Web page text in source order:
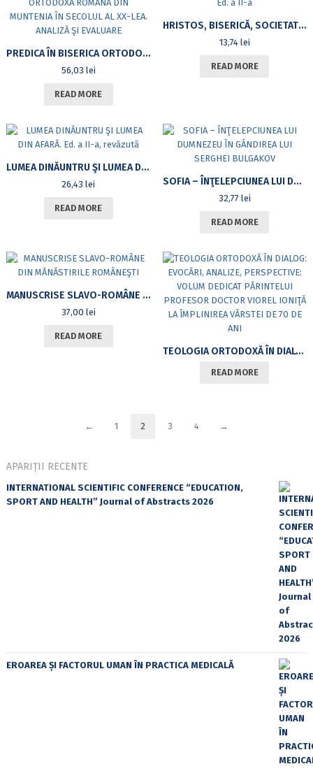
PREDICA ÎN BISERICA ORTODOXĂ ROMÂNĂ DIN MUNTENIA ÎN SECOLUL AL XX-LEA. ANALIZĂ ŞI EVALUARE
56,03 lei
READ MORE
HRISTOS, BISERICĂ, SOCIETATE, ED. A II-A
13,74 lei
READ MORE
LUMEA DINĂUNTRU ŞI LUMEA DIN AFARĂ. ED. A II-A, REVĂZUTĂ
26,43lei
READ MORE
SOFIA – ÎNŢELEPCIUNEA LUI DUMNEZEU ÎN GÂNDIREA LUI SERGHEI BULGAKOV
32,77 lei
READ MORE
MANUSCRISE SLAVO-ROMÂNE DIN MĂNĂSTIRILE ROMÂNEŞTI
37,00 lei
READ MORE
TEOLOGIA ORTODOXĂ ÎN DIALOG: EVOCĂRI, ANALIZE, PERSPECTIVE: VOLUM DEDICAT PĂRINTELUI PROFESOR DOCTOR VIOREL IONIŢĂ LA ÎMPLINIREA VÂRSTEI DE 70 DE ANI
READ MORE
← 1 2 3 4 →
APARIȚII RECENTE
INTERNATIONAL SCIENTIFIC CONFERENCE “EDUCATION,
SPORT AND HEALTH” Journal of Abstracts 2026
EROAREA ȘI FACTORUL UMAN ÎN PRACTICA MEDICALĂ